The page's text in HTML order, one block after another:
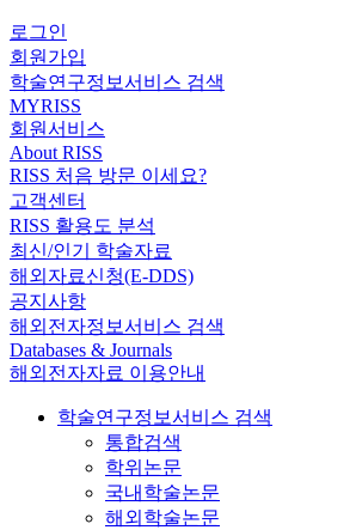
로그인
회원가입
학술연구정보서비스 검색
MYRISS
회원서비스
About RISS
RISS 처음 방문 이세요?
고객센터
RISS 활용도 분석
최신/인기 학술자료
해외자료신청(E-DDS)
공지사항
해외전자정보서비스 검색
Databases & Journals
해외전자자료 이용안내
학술연구정보서비스 검색
통합검색
학위논문
국내학술논문
해외학술논문